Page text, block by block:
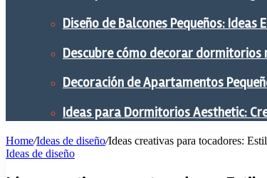
Diseño de Balcones Pequeños:
Descubre cómo decorar
Decoración de Apartamentos
Ideas para Dormitorios Aesthetic:
Home/Ideas de diseño/Ideas creativas para tocadores:
Ideas de diseño